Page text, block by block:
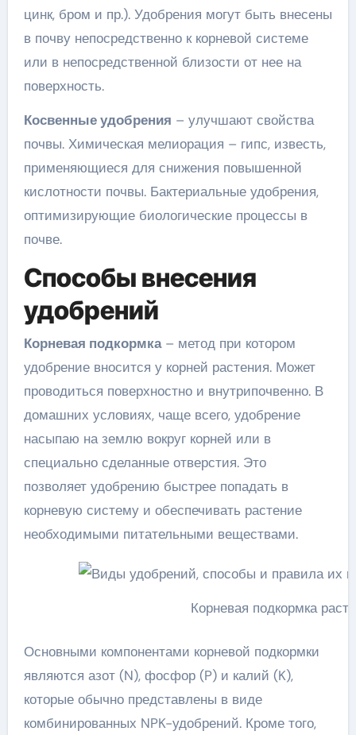
цинк, бром и пр.). Удобрения могут быть внесены
в почву непосредственно к корневой системе
или в непосредственной близости от нее на
поверхность.
Косвенные удобрения – улучшают свойства
почвы. Химическая мелиорация – гипс, известь,
применяющиеся для снижения повышенной
кислотности почвы. Бактериальные удобрения,
оптимизирующие биологические процессы в
почве.
Способы внесения
удобрений
Корневая подкормка– метод при котором
удобрение вносится у корней растения. Может
проводиться поверхностно и внутрипочвенно. В
домашних условиях, чаще всего, удобрение
насыпаю на землю вокруг корней или в
специально сделанные отверстия. Это
позволяет удобрению быстрее попадать в
корневую систему и обеспечивать растение
необходимыми питательными веществами.
Корневая подкормка
Основными компонентами корневой подкормки
являются азот (N), фосфор (P) и калий (K),
которые обычно представлены в виде
комбинированных NPK-удобрений. Кроме того,